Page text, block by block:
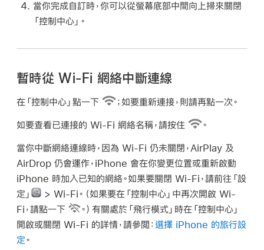
當你完成自訂時，你可以從螢幕底部中間向上掃來關閉
「控制中心」。
暫時從 Wi-Fi 網絡中斷連線
在「控制中心」點一下 ；如要重新連接，則請再點一次。
如要查看已連接的 Wi-Fi 網絡名稱，請按住 。
當你中斷網絡連線時，因為 Wi-Fi 仍未關閉，AirPlay 及
AirDrop 仍會運作，iPhone 會在你變更位置或重新啟動
iPhone 時加入已知的網絡。如果要關閉 Wi-Fi，請前往「設
定」
> Wi-Fi。（如果要在「控制中心」中再次開啟 Wi-
Fi，請點一下
。）有關處於「飛行模式」時在「控制中心」
開啟或關閉 Wi-Fi 的詳情，請參閲：選擇 iPhone 的旅行設
定。